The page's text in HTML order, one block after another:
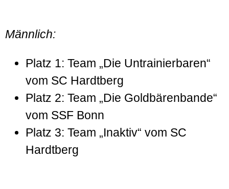
Männlich:
Platz 1: Team „Die Untrainierbaren“
vom SC Hardtberg
Platz 2: Team „Die Goldbärenbande“
vom SSF Bonn
Platz 3: Team „Inaktiv“ vom SC
Hardtberg